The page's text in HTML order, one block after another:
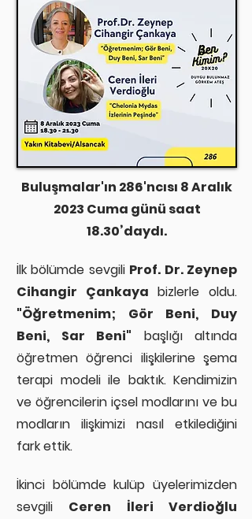
Buluşmalar'ın 286'ncısı 8 Aralık
2023 Cuma günü saat
18.30’daydı.
İlk bölümde sevgili Prof. Dr. Zeynep
Cihangir Çankaya bizlerle oldu.
"Öğretmenim; Gör Beni, Duy
Beni, Sar Beni" başlığı altında
öğretmen öğrenci ilişkilerine şema
terapi modeli ile baktık. Kendimizin
ve öğrencilerin içsel modlarını ve bu
modların ilişkimizi nasıl etkilediğini
fark ettik.
İkinci bölümde kulüp üyelerimizden
sevgili Ceren İleri Verdioğlu